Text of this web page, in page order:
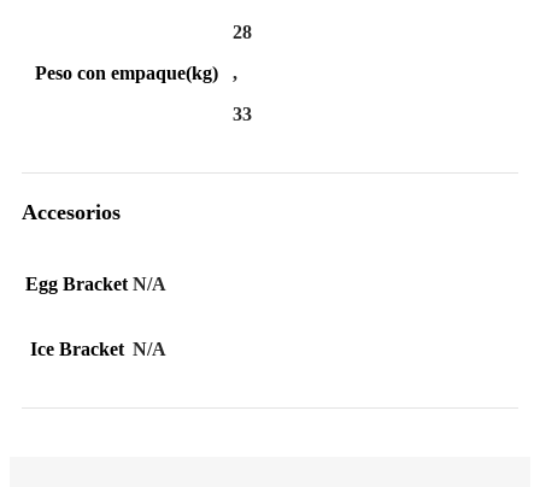
Peso con empaque(kg)
28
,
33
Accesorios
Egg Bracket N/A
Ice Bracket N/A